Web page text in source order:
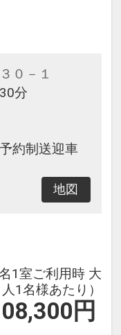
０－１
分
約制送迎車
地図
1室ご利用時 大
人1名様あたり）
円